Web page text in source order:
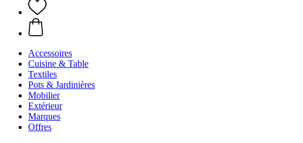
Accessoires
Cuisine & Table
Textiles
Pots & Jardinières
Mobilier
Extérieur
Marques
Offres